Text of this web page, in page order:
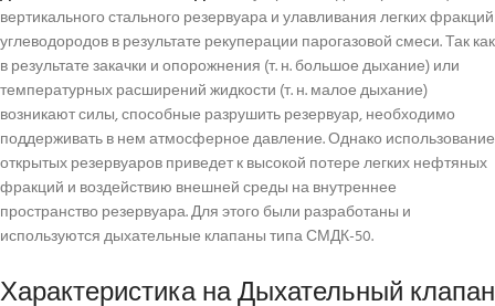
вертикального стального резервуара и улавливания легких фракций
углеводородов в результате рекуперации парогазовой смеси. Так как
в результате закачки и опорожнения (т. н. большое дыхание) или
температурных расширений жидкости (т. н. малое дыхание)
возникают силы, способные разрушить резервуар, необходимо
поддерживать в нем атмосферное давление. Однако использование
открытых резервуаров приведет к высокой потере легких нефтяных
фракций и воздействию внешней среды на внутреннее
пространство резервуара. Для этого были разработаны и
используются дыхательные клапаны типа СМДК-50.
Характеристика на Дыхательный клапан